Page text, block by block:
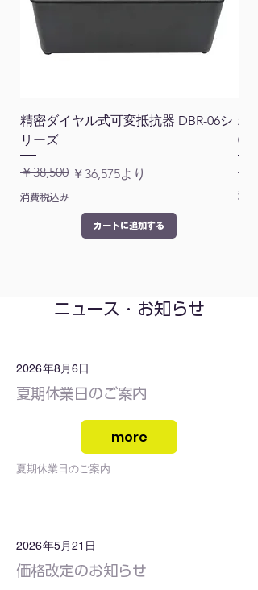
精密ダイヤル式可変抵抗器 DBR-06シ
リーズ
通常価格
￥38,500 ￥36,575より
セール価格
消費税込み
カートに追加する
精
05J
通
￥
消費
​ニュース・お知らせ
2026年8月6日
夏期休業日のご案内
more
夏期休業日のご案内
2026年5月21日
価格改定のお知らせ